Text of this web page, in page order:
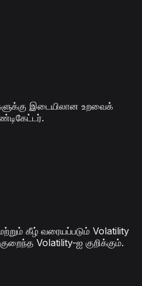
இடையிலான உறவைக்
கீழ் வரையப்படும் Volatility
Volatility-ஐ குறிக்கும்.